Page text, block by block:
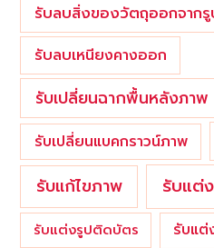
รับลบสิ่งของวัตถุออกจาก
รับลบเหนียงคางออก
รับเปลี่ยนฉากพื้นหลังภาพ
รับเปลี่ยนแบคกราวน์ภาพ
รับแก้ไขภาพ รับแต่
รับแต่งรูปติดบัตร รับแต่